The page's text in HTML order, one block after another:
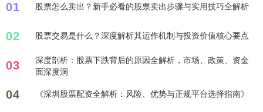
01 股票怎么卖出？新手必看的股票卖出步骤与实用技巧全解析
02 股票交易是什么？深度解析其运作机制与投资价值核心要点
03
深度剖析：股票下跌背后的原因全解析，市场、政策、资金
面深度洞
04 《深圳股票配资全解析：风险、优势与正规平台选择指南》